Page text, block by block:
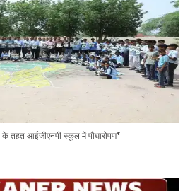
के तहत आईजीएनपी स्कूल में पौधारोपण*